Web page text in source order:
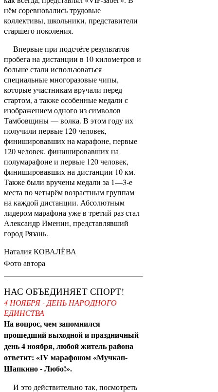
нём соревновались трудовые
коллективы, школьники, представители
старшего поколения.
Впервые при подсчёте результатов
пробега на дистанции в 10 километров и
больше стали использоваться
специальные многоразовые чипы,
которые участникам вручали перед
стартом, а также особенные медали с
изображением одного из символов
Тамбовщины — волка. В этом году их
получили первые 120 человек,
финишировавших на марафоне, первые
120 человек, финишировавших на
полумарафоне и первые 120 человек,
финишировавших на дистанции 10 км.
Также были вручены медали за 1—3-е
места по четырём возрастным группам
на каждой дистанции. Абсолютным
лидером марафона уже в третий раз стал
Александр Именин, представлявший
город Рязань.
Наталия КОВАЛЁВА
Фото автора
НАС ОБЪЕДИНЯЕТ СПОРТ!
4 НОЯБРЯ - ДЕНЬ НАРОДНОГО
ЕДИНСТВА
На вопрос, чем запомнился
прошедший выходной и праздничный
день 4 ноября, любой житель района
ответит: «IV марафоном «Мучкап-
Шапкино - Любо!».
И это действительно так, посмотреть